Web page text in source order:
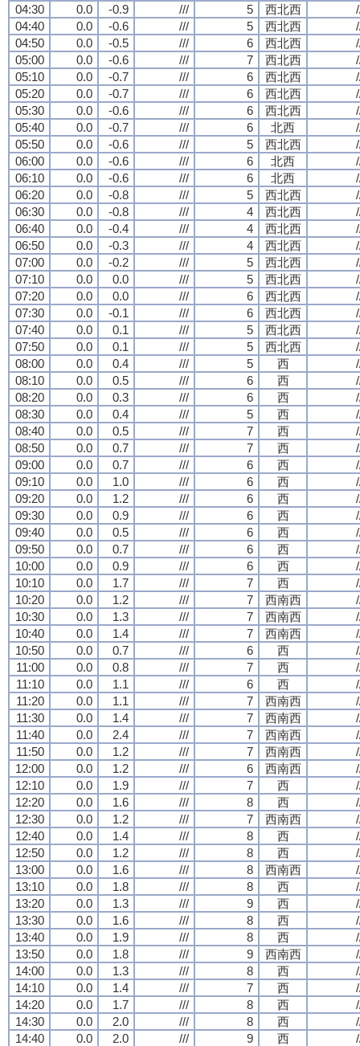
04:30
0.0 -0.9 /// 5 西北西
04:40
0.0 -0.6 /// 5 西北西
04:50
0.0 -0.5 /// 6 西北西
05:00
0.0 -0.6 /// 7 西北西
05:10
0.0 -0.7 /// 6 西北西
05:20
0.0 -0.7 /// 6 西北西
05:30
0.0 -0.6 /// 6 西北西
05:40
0.0 -0.7 /// 6 北西
05:50
0.0 -0.6 /// 5 西北西
06:00
0.0 -0.6 /// 6 北西
06:10
0.0 -0.6 /// 6 北西
06:20
0.0 -0.8 /// 5 西北西
06:30
0.0 -0.8 /// 4 西北西
06:40
0.0 -0.4 /// 4 西北西
06:50
0.0 -0.3 /// 4 西北西
07:00
0.0 -0.2 /// 5 西北西
07:10
0.0 0.0 /// 5 西北西
07:20
0.0 0.0 /// 6 西北西
07:30
0.0 -0.1 /// 6 西北西
07:40
0.0 0.1 /// 5 西北西
07:50
0.0 0.1 /// 5 西北西
08:00
0.0 0.4 /// 5 西
08:10
0.0 0.5 /// 6 西
08:20
0.0 0.3 /// 6 西
08:30
0.0 0.4 /// 5 西
08:40
0.0 0.5 /// 7 西
08:50
0.0 0.7 /// 7 西
09:00
0.0 0.7 /// 6 西
09:10
0.0 1.0 /// 6 西
09:20
0.0 1.2 /// 6 西
09:30
0.0 0.9 /// 6 西
09:40
0.0 0.5 /// 6 西
09:50
0.0 0.7 /// 6 西
10:00
0.0 0.9 /// 6 西
10:10
0.0 1.7 /// 7 西
10:20
0.0 1.2 /// 7 西南西
10:30
0.0 1.3 /// 7 西南西
10:40
0.0 1.4 /// 7 西南西
10:50
0.0 0.7 /// 6 西
11:00
0.0 0.8 /// 7 西
11:10
0.0 1.1 /// 6 西
11:20
0.0 1.1 /// 7 西南西
11:30
0.0 1.4 /// 7 西南西
11:40
0.0 2.4 /// 7 西南西
11:50
0.0 1.2 /// 7 西南西
12:00
0.0 1.2 /// 6 西南西
12:10
0.0 1.9 /// 7 西
12:20
0.0 1.6 /// 8 西
12:30
0.0 1.2 /// 7 西南西
12:40
0.0 1.4 /// 8 西
12:50
0.0 1.2 /// 8 西
13:00
0.0 1.6 /// 8 西南西
13:10
0.0 1.8 /// 8 西
13:20
0.0 1.3 /// 9 西
13:30
0.0 1.6 /// 8 西
13:40
0.0 1.9 /// 8 西
13:50
0.0 1.8 /// 9 西南西
14:00
0.0 1.3 /// 8 西
14:10
0.0 1.4 /// 7 西
14:20
0.0 1.7 /// 8 西
14:30
0.0 2.0 /// 8 西
14:40
0.0 2.0 /// 9 西